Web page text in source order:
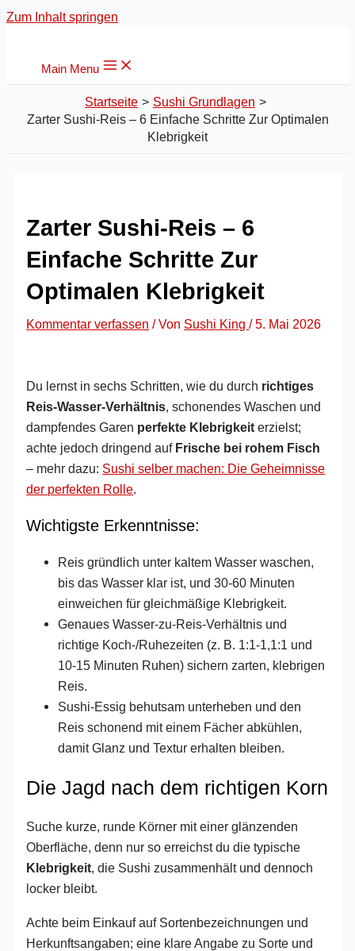
Zum Inhalt springen
Main Menu
Startseite
Sushi Grundlagen
Zarter Sushi-Reis – 6 Einfache Schritte Zur Optimalen
Klebrigkeit
Zarter Sushi-Reis – 6
Einfache Schritte Zur
Optimalen Klebrigkeit
Kommentar verfassen / Von Sushi King/5. Mai 2026
Du lernst in sechs Schritten, wie du durch richtiges
Reis‑Wasser‑Verhältnis, schonendes Waschen und
dampfendes Garen perfekte Klebrigkeit erzielst;
achte jedoch dringend auf Frische bei rohem Fisch
– mehr dazu: Sushi selber machen: Die Geheimnisse
der perfekten Rolle.
Wichtigste Erkenntnisse:
Reis gründlich unter kaltem Wasser waschen,
bis das Wasser klar ist, und 30-60 Minuten
einweichen für gleichmäßige Klebrigkeit.
Genaues Wasser‑zu‑Reis‑Verhältnis und
richtige Koch‑/Ruhezeiten (z. B. 1:1-1,1:1 und
10-15 Minuten Ruhen) sichern zarten, klebrigen
Reis.
Sushi‑Essig behutsam unterheben und den
Reis schonend mit einem Fächer abkühlen,
damit Glanz und Textur erhalten bleiben.
Die Jagd nach dem richtigen Korn
Suche kurze, runde Körner mit einer glänzenden
Oberfläche, denn nur so erreichst du die typische
Klebrigkeit, die Sushi zusammenhält und dennoch
locker bleibt.
Achte beim Einkauf auf Sortenbezeichnungen und
Herkunftsangaben; eine klare Angabe zu Sorte und